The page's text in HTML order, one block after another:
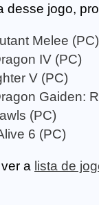
desse jogo,
Melee (PC)
IV (PC)
V (PC)
Gaiden:
(PC)
6 (PC)
a lista de